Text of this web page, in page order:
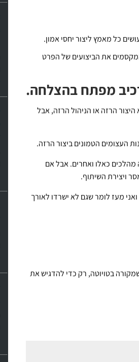
כל מאמץ ליצור יחסי אמון.
את הביצועים של הפרט
מפתח בהצלחה.
הרזה או הניהול הרזה, אבל
העצומים הטמונים ביצור הרזה.
כאלו ואחרים. אבל אם
ויצירת השיתוף.
מעז לומר שגם לא ישרדו לאורך
בטויוטה, רק כדי להדגיש את